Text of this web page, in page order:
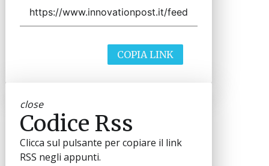
COPIA LINK
close
Codice Rss
Clicca sul pulsante per copiare il link
RSS negli appunti.